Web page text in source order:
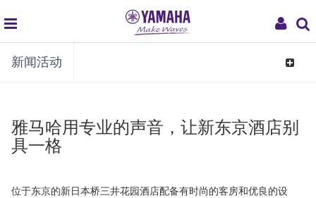
My
global
navigation
新闻活动
Toggle
雅马哈用专业的声音，让新东京酒店别
具一格
位于东京的新日本桥三井花园酒店配备有时尚的客房和优良的设